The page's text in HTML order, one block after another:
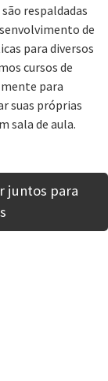
respaldadas
de
para diversos
cursos de
para
suas próprias
sala de aula.
juntos para